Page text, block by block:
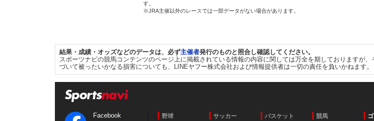
す。
※JRA主催以外のレースでは一部データがない場合があります。
結果・成績・オッズなどのデータは、必ず主催者発行のものと照合し確認してください。
スポーツナビの競馬コンテンツのページ上に掲載されている情報の内容に関しては万全を期しておりますが
づいて被ったいかなる損害についても、LINEヤフー株式会社および情報提供者は一切の責任を負いかねます。
Facebook 野球 サッカー バスケット 競馬